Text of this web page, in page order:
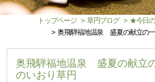
トップページ > 草円ブログ > ★今日
> 奥飛騨福地温泉 盛夏の献立の
奥飛騨福地温泉 盛夏の献立
のいおり草円